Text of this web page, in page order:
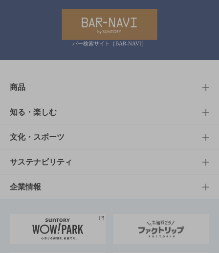
バー検索サイト［BAR-NAVI］
商品
商品TOP
商品一覧
商品発売情報
栄養成分一覧
知る・楽しむ
知る・楽しむTOP
キャンペーン
工場見学
地域情報
文化・スポーツ
文化・スポーツTOP
サントリーホール
サントリーサンバーズ大阪
サステナビリティ
サステナビリティTOP
サントリーが考えるサステナビリティ経営
企業情報
企業概要